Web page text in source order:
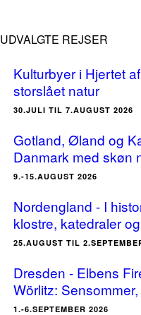
UDVALGTE REJSER
Kulturbyer i Hjertet
storslået natur
30.JULI TIL 7.AUGUST 2026
Gotland, Øland og
Danmark med skøn
9.-15.AUGUST 2026
Nordengland - I
klostre, katedraler
25.AUGUST TIL
Dresden - Elbens
Wörlitz:
1.-6.SEPTEMBER 2026